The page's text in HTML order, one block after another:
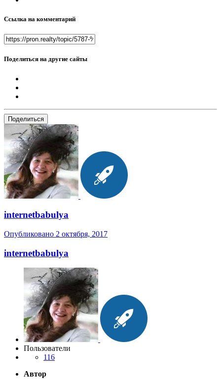
Ссылка на комментарий
Поделиться на другие сайты
Поделиться
internetbabulya
Опубликовано 2 октября, 2017
internetbabulya
Пользователи
116
Автор